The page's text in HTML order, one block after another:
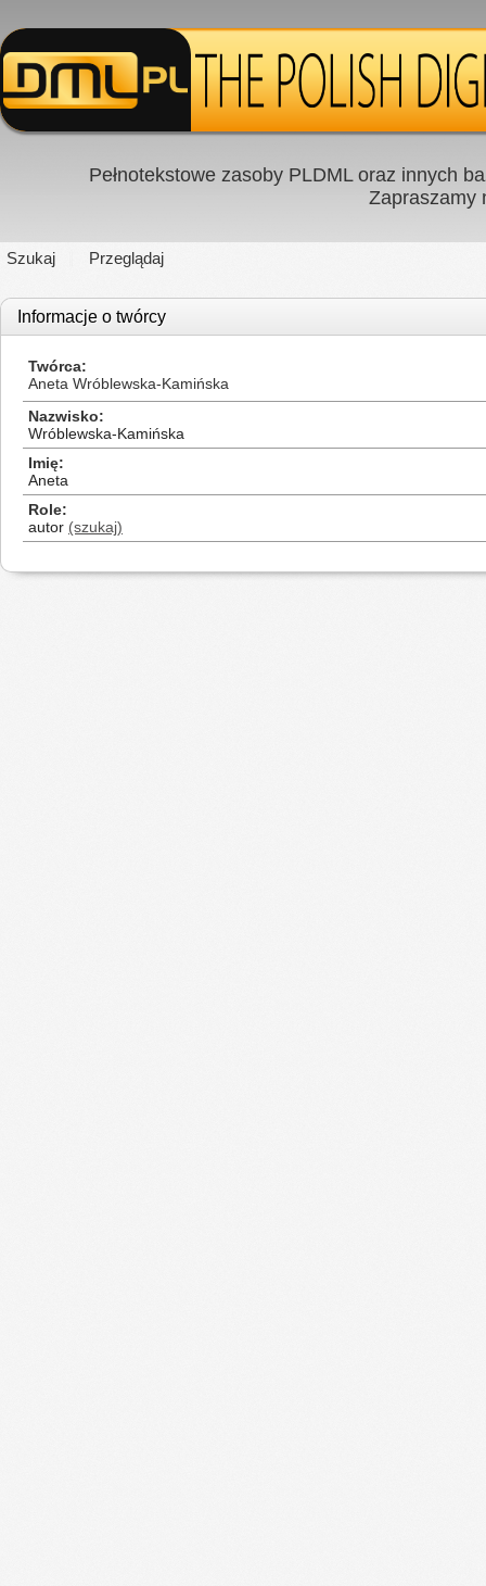
Pełnotekstowe zasoby PLDML oraz innych
Zapraszamy
Szukaj Przeglądaj
Informacje o twórcy
Twórca
Aneta Wróblewska-Kamińska
Nazwisko
Wróblewska-Kamińska
Imię
Aneta
Role
autor (szukaj)